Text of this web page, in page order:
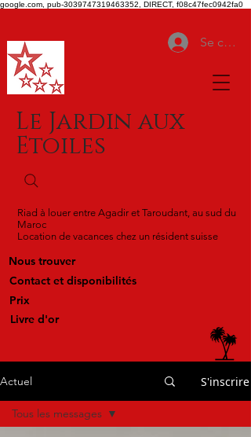
google.com, pub-3039747319463352, DIRECT, f08c47fec0942fa0
Se
Le Jardin aux
Etoiles
Riad à louer entre Agadir et Taroudant, au sud du
Maroc
Location de vacances chez un résident suisse
Nous trouver
Contact et disponibilités
Prix
Livre d'or
Actuel S'inscrire
Tous les messages